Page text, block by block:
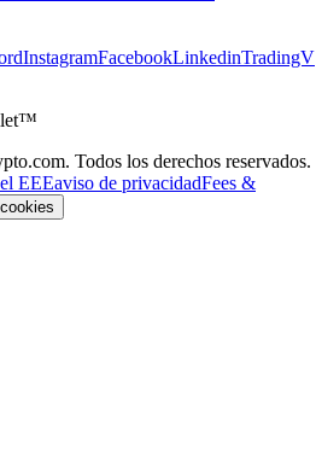
InstagramFacebookLinkedinTradingV
Todos los derechos reservados.
EEEaviso de privacidadFees &